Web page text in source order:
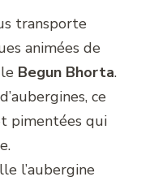
transporte
animées de
Begun Bhorta.
ce
pimentées qui
l’aubergine